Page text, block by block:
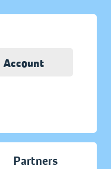
Account
Partners